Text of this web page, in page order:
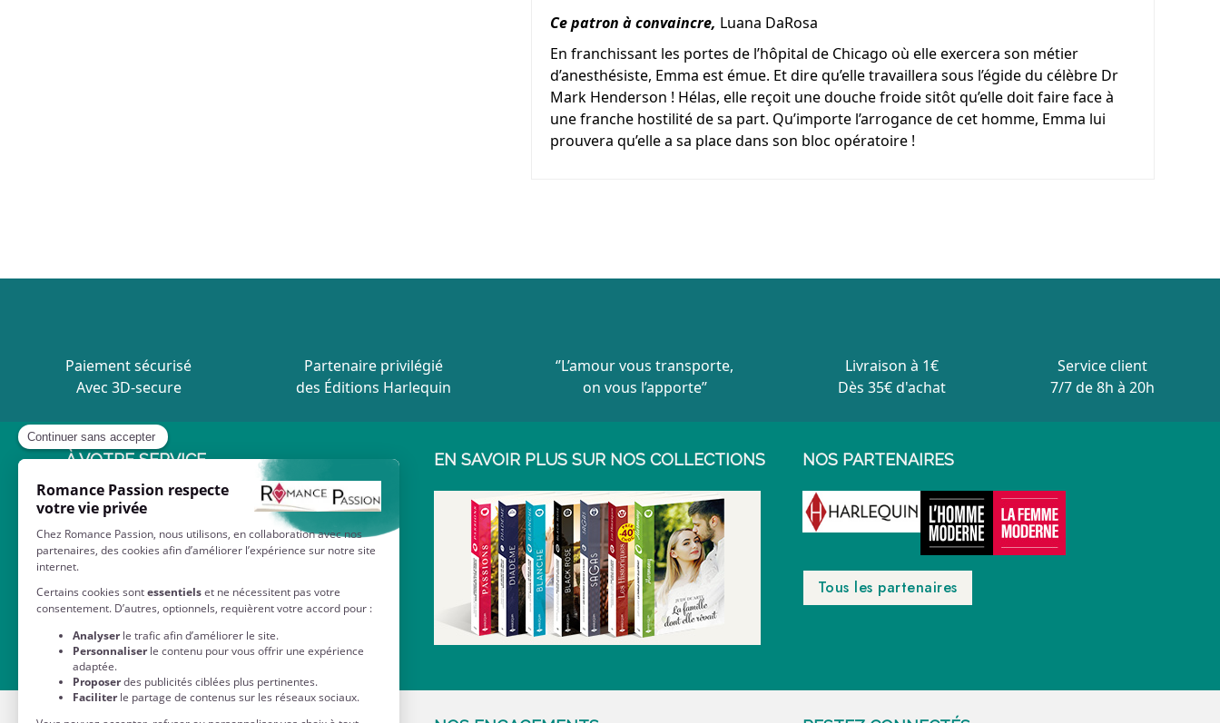
Ce patron à convaincre, Luana DaRosa
En franchissant les portes de l’hôpital de Chicago où elle exercera son métier
d’anesthésiste, Emma est émue. Et dire qu’elle travaillera sous l’égide du célèbre Dr
Mark Henderson ! Hélas, elle reçoit une douche froide sitôt qu’elle doit faire face à
une franche hostilité de sa part. Qu’importe l’arrogance de cet homme, Emma lui
prouvera qu’elle a sa place dans son bloc opératoire !
Paiement sécurisé
Avec 3D-secure
Partenaire privilégié
des Éditions Harlequin
‘’L’amour vous transporte,
on vous l’apporte’’
Livraison à 1€
Dès 35€ d'achat
Service client
7/7 de 8h à 20h
À VOTRE SERVICE
Contactez-nous
EN SAVOIR PLUS SUR NOS COLLECTIONS NOS PARTENAIRES
Tous les partenaires